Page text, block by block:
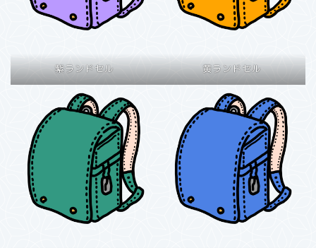
紫ランドセル 黄ランドセル